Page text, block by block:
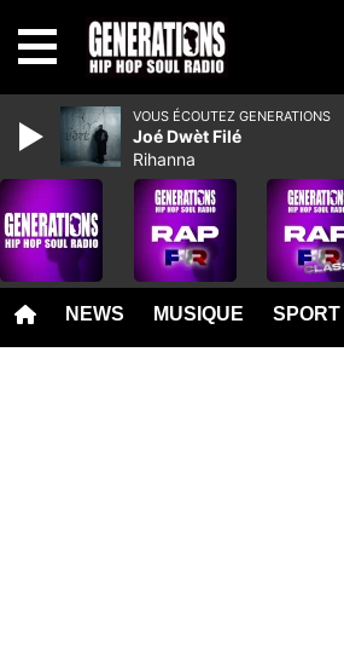
NEWS MUSIQUE SPORT
VOUS ÉCOUTEZ GENERATIONS
Joé Dwèt Filé
Rihanna